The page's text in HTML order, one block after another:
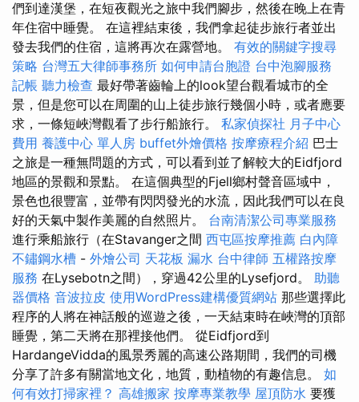
們到達漢堡，在短夜觀光之旅中我們腳步，然後在晚上在青
年住宿中睡覺。 在這裡結束後，我們拿起徒步旅行者並出
發去我們的住宿，這將再次在露營地。 有效的關鍵字搜尋
策略 台灣五大律師事務所 如何申請台胞證 台中泡腳服務
記帳 聽力檢查 最好帶著齒輪上的look望台觀看城市的全
景，但是您可以在周圍的山上徒步旅行幾個小時，或者應要
求，一條短峽灣觀看了步行船旅行。 私家偵探社 月子中心
費用 養護中心 單人房 buffet外燴價格 按摩療程介紹 巴士
之旅是一種無問題的方式，可以看到並了解較大的Eidfjord
地區的景觀和景點。 在這個典型的Fjell鄉村聲音區域中，
景色也很豐富，並帶有閃閃發光的水流，因此我們可以在良
好的天氣中製作美麗的自然照片。 台南清潔公司專業服務
進行乘船旅行（在Stavanger之間 西屯區按摩推薦 白內障
不鏽鋼水槽 - 外燴公司 天花板 漏水 台中律師 五權路按摩
服務 在Lysebotn之間），穿過42公里的Lysefjord。 助聽
器價格 音波拉皮 使用WordPress建構優質網站 那些選擇此
程序的人將在神話般的巡遊之後，一天結束時在峽灣的頂部
睡覺，第二天將在那裡接他們。 從Eidfjord到
HardangeVidda的風景秀麗的高速公路期間，我們的司機
分享了許多有關當地文化，地質，動植物的有趣信息。 如
何有效打掃家裡？ 高雄搬家 按摩專業教學 屋頂防水 要獲